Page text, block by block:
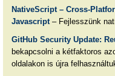
NativeScript – Cross-
Javascript– Fejlesszünk
GitHub Security Update:
bekapcsolni a kétfaktoros
oldalakon is újra